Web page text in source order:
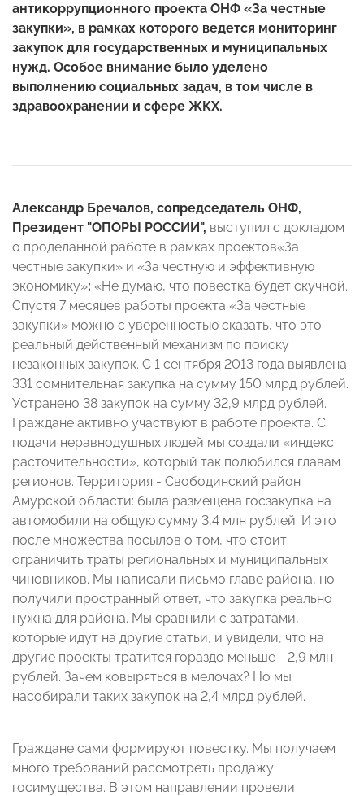
антикоррупционного проекта ОНФ «За честные
закупки», в рамках которого ведется мониторинг
закупок для государственных и муниципальных
нужд. Особое внимание было уделено
выполнению социальных задач, в том числе в
здравоохранении и сфере ЖКХ.
Александр Бречалов, сопредседатель ОНФ,
Президент "ОПОРЫ РОССИИ", выступил с докладом
о проделанной работе в рамках проектов«За
честные закупки» и «За честную и эффективную
экономику»: «Не думаю, что повестка будет скучной.
Спустя 7 месяцев работы проекта «За честные
закупки» можно с уверенностью сказать, что это
реальный действенный механизм по поиску
незаконных закупок. С 1 сентября 2013 года выявлена
331 сомнительная закупка на сумму 150 млрд рублей.
Устранено 38 закупок на сумму 32,9 млрд рублей.
Граждане активно участвуют в работе проекта. С
подачи неравнодушных людей мы создали «индекс
расточительности», который так полюбился главам
регионов. Территория - Свободинский район
Амурской области: была размещена госзакупка на
автомобили на общую сумму 3,4 млн рублей. И это
после множества посылов о том, что стоит
ограничить траты региональных и муниципальных
чиновников. Мы написали письмо главе района, но
получили пространный ответ, что закупка реально
нужна для района. Мы сравнили с затратами,
которые идут на другие статьи, и увидели, что на
другие проекты тратится гораздо меньше - 2,9 млн
рублей. Зачем ковыряться в мелочах? Но мы
насобирали таких закупок на 2,4 млрд рублей.
Граждане сами формируют повестку. Мы получаем
много требований рассмотреть продажу
госимущества. В этом направлении провели